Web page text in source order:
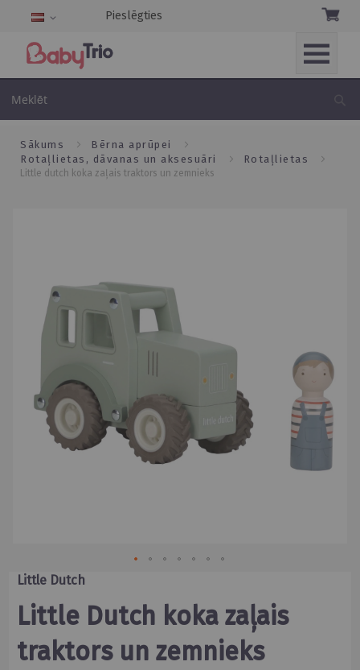
Pieslēgties
Skip
Content
Language
sākums
bērna aprūpei
rotaļlietas, dāvanas un aksesuāri
rotaļlietas
little dutch koka zaļais traktors un zemnieks
Skip
the
the
images
Little Dutch
Little Dutch koka zaļais
traktors un zemnieks